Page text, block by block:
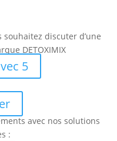
discuter d’une
DETOXIMIX
5
avec nos solutions
: